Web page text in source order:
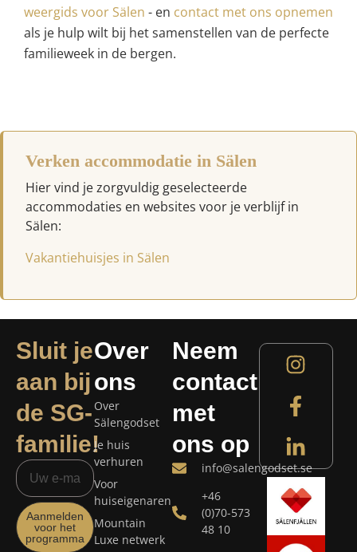
weergids voor Sälen - en contact met ons opnemen
als je hulp wilt bij het samenstellen van de perfecte
familieweek in de bergen.
Verken accommodatie in Sälen
Hier vind je zorgvuldig geselecteerde
accommodaties en websites voor je verblijf in
Sälen:
Vakantiehuisjes in Sälen
Sluit je
aan bij
de SG-
familie!
Aanmelden
voor het
programma
Over
ons
Over
Sälengodset
Je huis
verhuren
Voor
huiseigenaren
Mountain
Luxe netwerk
Neem
contact
met
ons op
info@salengodset.se
+46
(0)70-573
48 10